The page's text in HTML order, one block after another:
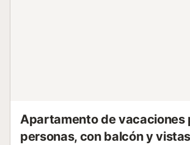
Apartamento de vacaciones
personas, con balcón y vistas